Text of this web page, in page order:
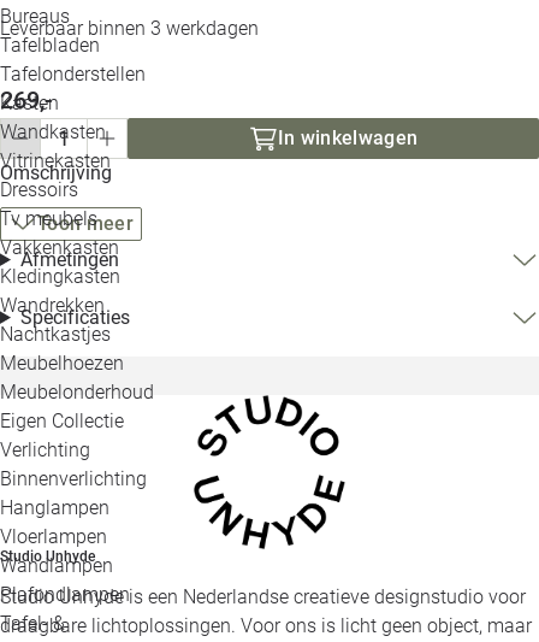
Bureaus
Tafelbladen
Tafelonderstellen
Kasten
Wandkasten
Vitrinekasten
Dressoirs
Tv meubels
Vakkenkasten
Kledingkasten
Wandrekken
Nachtkastjes
Meubelhoezen
Meubelonderhoud
Eigen Collectie
Verlichting
Binnenverlichting
Hanglampen
Vloerlampen
Wandlampen
Plafondlampen
Tafel- &
Leverbaar binnen 3 werkdagen
269,-
In winkelwagen
Omschrijving
Toon meer
Afmetingen
Specificaties
Studio Unhyde
Studio Unhyde is een Nederlandse creatieve designstudio voor
draagbare lichtoplossingen. Voor ons is licht geen object, maar